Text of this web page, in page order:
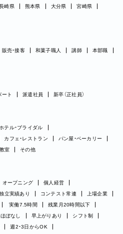
崎県 熊本県 大分県
宮崎県
販売・接客 和菓子職人 講師
本部職
ート 派遣社員 新卒（正社員）
ホテル・ブライダル
カフェ・レストラン
パン屋・ベーカリー
室 その他
オープニング
個人経営
立実績あり コンテスト常連
上場企業
実働7.5時間
残業月20時間以下
ぼなし 早上がりあり
シフト制
週2・3日からOK